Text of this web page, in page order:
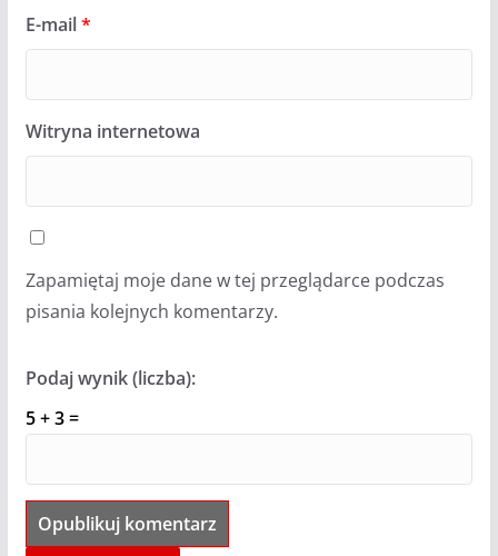
E-mail*
Witryna internetowa
Zapamiętaj moje dane w tej przeglądarce podczas
pisania kolejnych komentarzy.
Podaj wynik (liczba):
5 + 3 =